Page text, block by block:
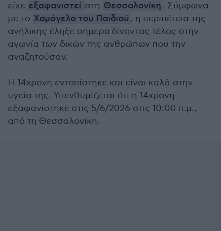
είχε εξαφανιστεί στη Θεσσαλονίκη. Σύμφωνα
με το Χαμόγελο του Παιδιού , η περιπέτεια της
ανήλικης έληξε σήμερα δίνοντας τέλος στην
αγωνία των δικών της ανθρώπων που την
αναζητούσαν.
Η 14χρονη εντοπίστηκε και είναι καλά στην
υγεία της. Υπενθυμίζεται ότι η 14χρονη
εξαφανίστηκε στις 5/6/2026 στις 10:00 π.μ.,
από τη Θεσσαλονίκη.